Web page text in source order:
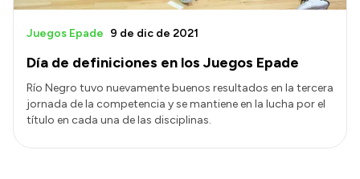
Día de definiciones en los Juegos Epade
Juegos Epade 9 de dic de 2021
Río Negro tuvo nuevamente buenos resultados en la tercera
jornada de la competencia y se mantiene en la lucha por el
título en cada una de las disciplinas.